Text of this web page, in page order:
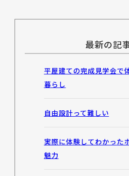
最新の記
平屋建ての完成見学会で
暮らし
自由設計って難しい
実際に体験してわかった
魅力